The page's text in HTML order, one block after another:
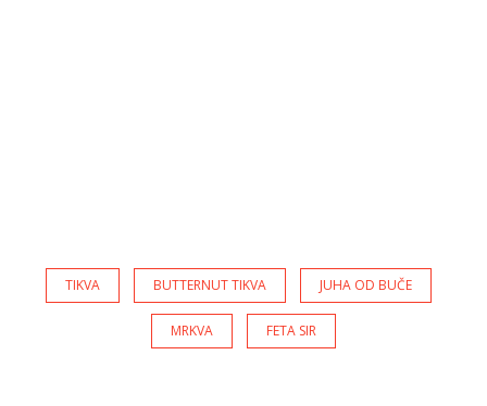
TIKVA BUTTERNUT TIKVA JUHA OD BUČE
MRKVA FETA SIR